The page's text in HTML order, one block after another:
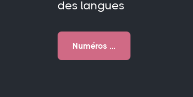
des langues
Numéros …